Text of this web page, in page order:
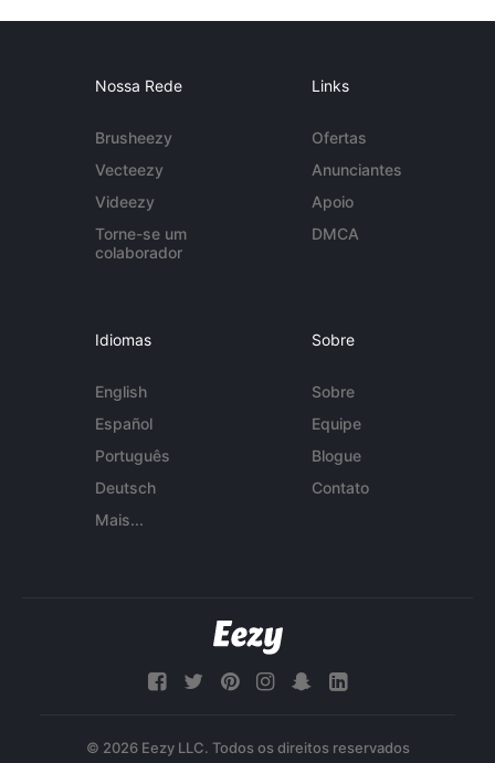
Nossa Rede
Brusheezy
Vecteezy
Videezy
Torne-se um
colaborador
Links
Ofertas
Anunciantes
Apoio
DMCA
Idiomas
English
Español
Português
Deutsch
Mais...
Sobre
Sobre
Equipe
Blogue
Contato
© 2026 Eezy LLC. Todos os direitos reservados